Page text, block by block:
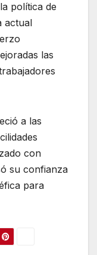
política de
actual
las
a las
con
su confianza
para